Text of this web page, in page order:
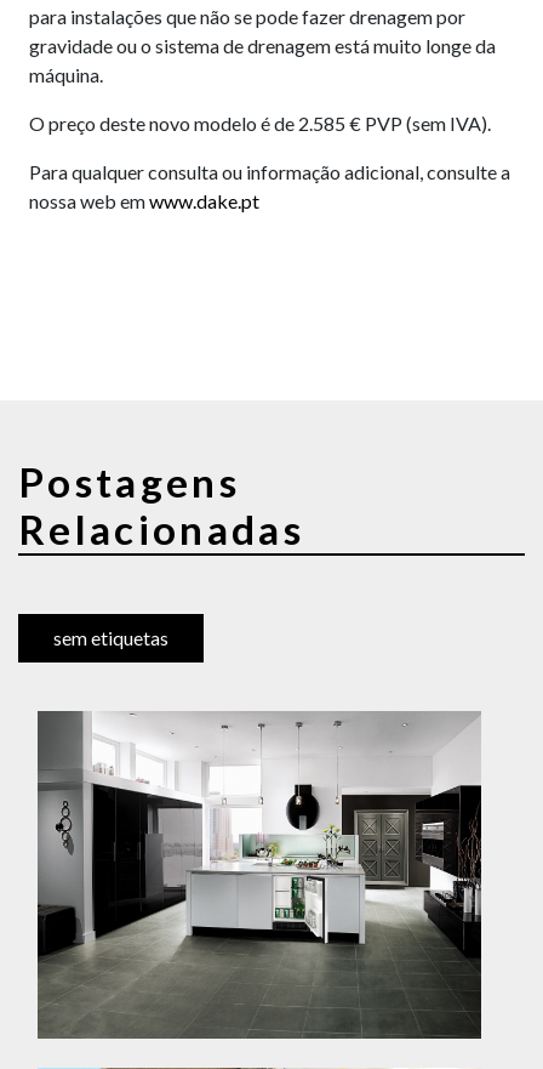
para instalações que não se pode fazer drenagem por
gravidade ou o sistema de drenagem está muito longe da
máquina.
O preço deste novo modelo é de 2.585 € PVP (sem IVA).
Para qualquer consulta ou informação adicional, consulte a
nossa web emwww.dake.pt
Postagens
Relacionadas
sem etiquetas